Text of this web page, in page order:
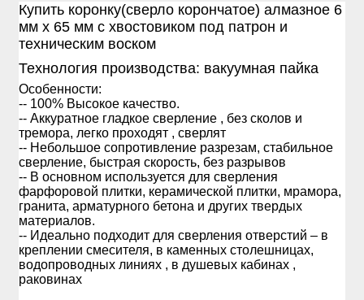
Купить коронку(сверло корончатое) алмазное 6
мм х 65 мм с хвостовиком под патрон и
техническим воском
Технология производства: вакуумная пайка
Особенности:
-- 100% Высокое качество.
-- Аккуратное гладкое сверление , без сколов и
тремора, легко проходят , сверлят
-- Небольшое сопротивление разрезам, стабильное
сверление, быстрая скорость, без разрывов
-- В основном используется для сверления
фарфоровой плитки, керамической плитки, мрамора,
гранита, арматурного бетона и других твердых
материалов.
-- Идеально подходит для сверления отверстий – в
креплении смесителя, в каменных столешницах,
водопроводных линиях , в душевых кабинах ,
раковинах